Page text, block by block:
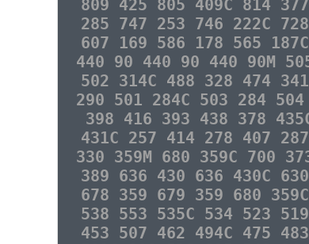
809 425 805 409C 814
285 747 253 746 222C
607 169 586 178 565
440 90 440 90 440 90M
502 314C 488 328 474
290 501 284C 503 284
398 416 393 438 378
431C 257 414 278 407
330 359M 680 359C 700
389 636 430 636 430C
678 359 679 359 680
538 553 535C 534 523
453 507 462 494C 475